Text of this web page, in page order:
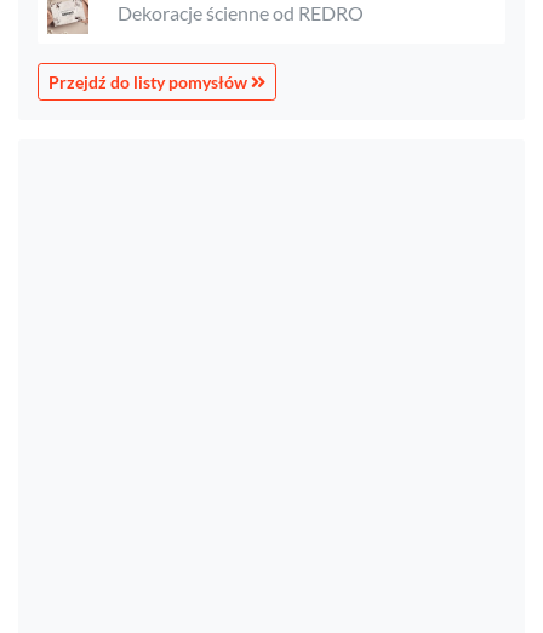
Dekoracje ścienne od REDRO
Przejdź do listy pomysłów